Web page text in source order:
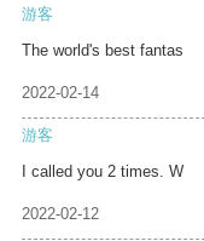
游客
The world's best fantas
2022-02-14
游客
I called you 2 times. W
2022-02-12